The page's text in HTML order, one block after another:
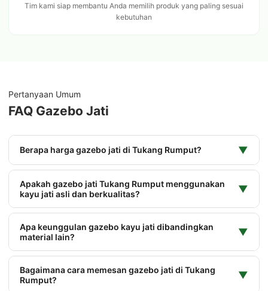
Tim kami siap membantu Anda memilih produk yang paling sesuai
kebutuhan
Pertanyaan Umum
FAQ Gazebo Jati
Berapa harga gazebo jati di Tukang Rumput? ▼
Apakah gazebo jati Tukang Rumput menggunakan
kayu jati asli dan berkualitas?
▼
Apa keunggulan gazebo kayu jati dibandingkan
material lain?
▼
Bagaimana cara memesan gazebo jati di Tukang
Rumput?
▼